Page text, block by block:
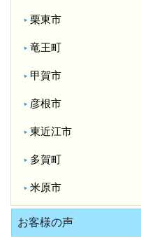
栗東市
竜王町
甲賀市
彦根市
東近江市
多賀町
米原市
お客様の声